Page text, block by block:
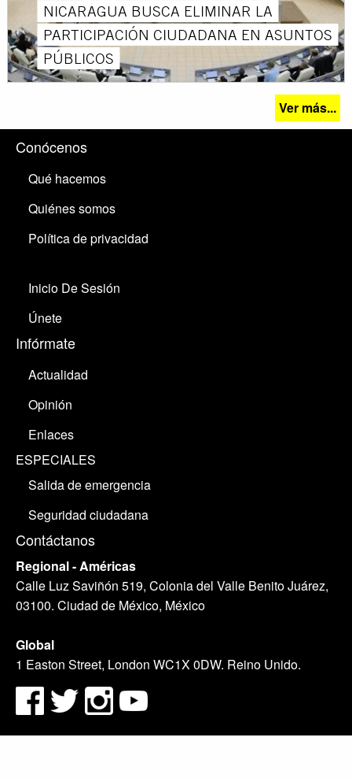
NICARAGUA BUSCA ELIMINAR LA
PARTICIPACIÓN CIUDADANA EN ASUNTOS
PÚBLICOS
Ver más...
Conócenos
Qué hacemos
Quiénes somos
Política de privacidad
Inicio De Sesión
Únete
Infórmate
Actualidad
Opinión
Enlaces
ESPECIALES
Salida de emergencia
Seguridad ciudadana
Contáctanos
Regional - Américas
Calle Luz Saviñón 519, Colonia del Valle Benito Juárez,
03100. Ciudad de México, México
Global
1 Easton Street, London WC1X 0DW. Reino Unido.